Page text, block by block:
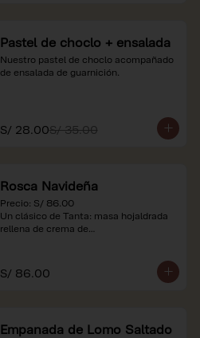
Pastel de choclo + ensalada
Nuestro pastel de choclo acompañado
de ensalada de guarnición.
S/ 28.00S/ 35.00
Rosca Navideña
Precio: S/ 86.00
Un clásico de Tanta: masa hojaldrada
rellena de crema de
*Nuestros precios están expresados en
soles e incluyen impuestos de ley y
S/ 86.00
Empanada de Lomo Saltado